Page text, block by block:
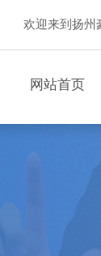
欢迎来到扬州
网站首页